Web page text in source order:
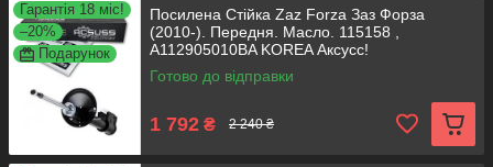
Гарантія 18 міс!
–20%
Подарунок
Посилена Стійка Zaz Forza Заз Форза
(2010-). Передня. Масло. 115158 ,
A112905010BA KOREA Аксусс!
Готово до відправки
1 792 ₴ 2 240 ₴